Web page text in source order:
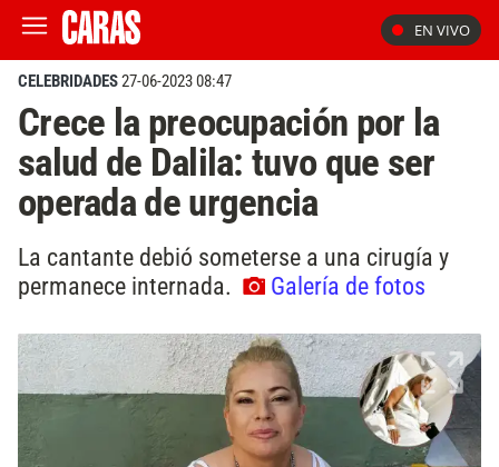
EN VIVO
CELEBRIDADES27-06-2023 08:47
Crece la preocupación por la
salud de Dalila: tuvo que ser
operada de urgencia
La cantante debió someterse a una cirugía y
permanece internada.
Galería de fotos